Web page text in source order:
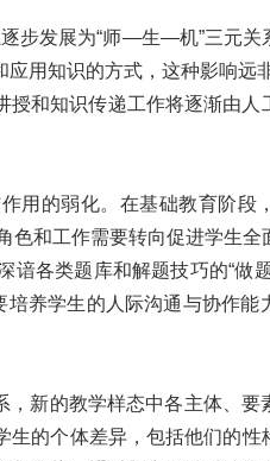
步发展为“师—生—机”三元关
用知识的方式，这种影响远
授和知识传递工作将逐渐由
用的弱化。在基础教育阶段
色和工作需要转向促进学生全
各类题库和解题技巧的“做
培养学生的人际沟通与协作能
新的教学样态中各主体、要
的个体差异，包括他们的性